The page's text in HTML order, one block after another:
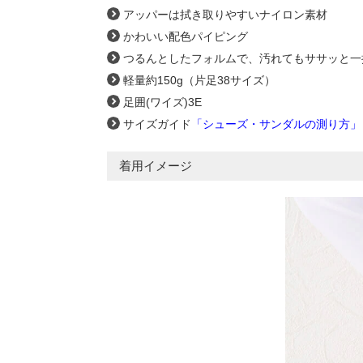
アッパーは拭き取りやすいナイロン素材
かわいい配色パイピング
つるんとしたフォルムで、汚れてもササッと
軽量約150g（片足38サイズ）
足囲(ワイズ)3E
サイズガイド
「シューズ・サンダルの測り方」
着用イメージ